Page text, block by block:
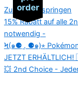
Zum Inhalt springen
15% Rabatt auf alle
notwendig -
Ϟ(๑⚈ ․̫ ⚈๑)⋆
JETZT
💥 2nd Choice -
order
order
order
order